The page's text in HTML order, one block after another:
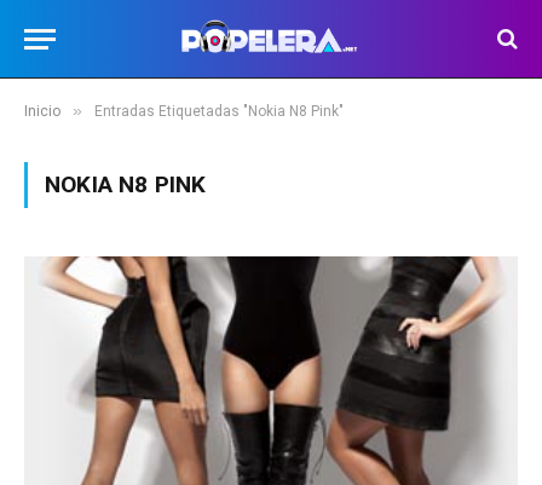
Inicio » Entradas Etiquetadas "Nokia N8 Pink"
NOKIA N8 PINK